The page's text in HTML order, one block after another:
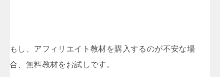
もし、アフィリエイト教材を購入するのが不安な場
合、無料教材をお試しです。